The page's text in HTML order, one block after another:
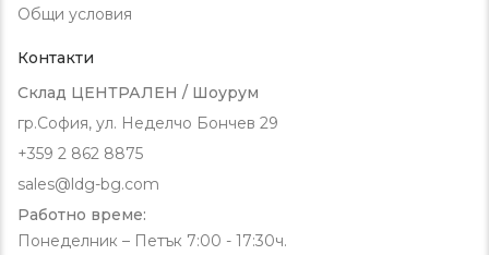
Общи условия
Контакти
Склад ЦЕНТРАЛЕН / Шоурум
гр.София, ул. Неделчо Бончев 29
+359 2 862 8875
sales@ldg-bg.com
Работно време:
Понеделник – Петък 7:00 - 17:30ч.